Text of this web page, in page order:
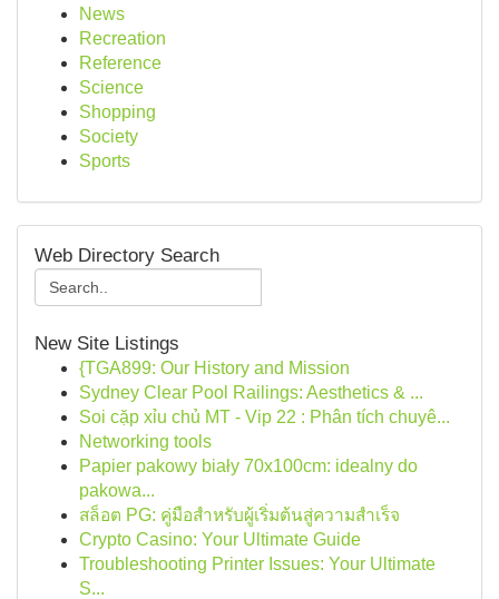
News
Recreation
Reference
Science
Shopping
Society
Sports
Web Directory Search
New Site Listings
{TGA899: Our History and Mission
Sydney Clear Pool Railings: Aesthetics & ...
Soi cặp xỉu chủ MT - Vip 22 : Phân tích chuyê...
Networking tools
Papier pakowy biały 70x100cm: idealny do
pakowa...
สล็อต PG: คู่มือสำหรับผู้เริ่มต้นสู่ความสำเร็จ
Crypto Casino: Your Ultimate Guide
Troubleshooting Printer Issues: Your Ultimate
S...